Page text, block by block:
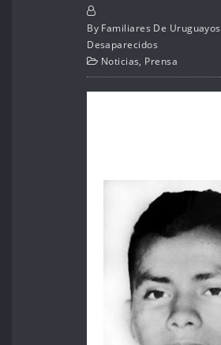
By Familiares De
Desaparecidos
Noticias, Prensa